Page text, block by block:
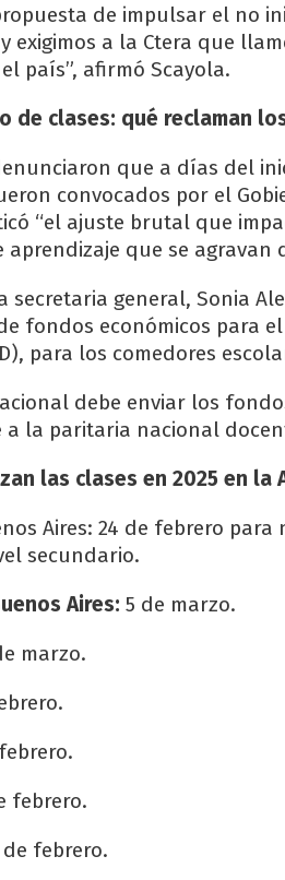
de impulsar el no
exigimos a la Ctera que
país”, afirmó Scayola.
de clases: qué reclaman
que a días del
convocados por el
“el ajuste brutal que
aprendizaje que se agravan
secretaria general, Sonia
fondos económicos para
para los comedores
debe enviar los
la paritaria nacional
las clases en 2025 en
Aires: 24 de febrero
secundario.
Aires: 5 de marzo.
marzo.
febrero.
de febrero.